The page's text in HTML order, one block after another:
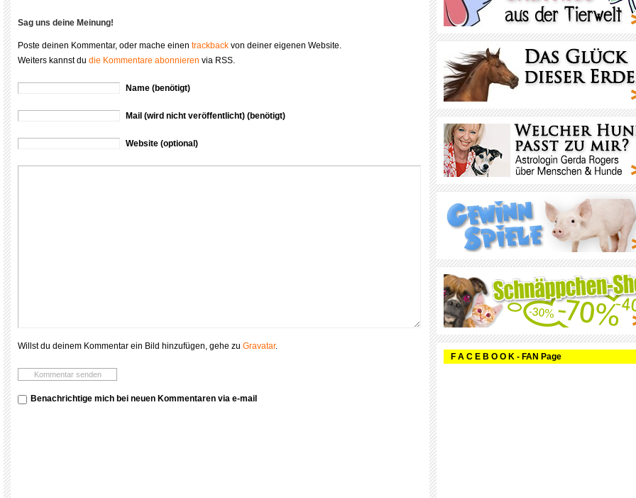
Sag uns deine Meinung!
Poste deinen Kommentar, oder mache einen trackback von deiner eigenen Website.
Weiters kannst du die Kommentare abonnieren via RSS.
Name (benötigt)
Mail (wird nicht veröffentlicht) (benötigt)
Website (optional)
Willst du deinem Kommentar ein Bild hinzufügen, gehe zu Gravatar.
Benachrichtige mich bei neuen Kommentaren via e-mail
F A C E B O O K - FAN Page